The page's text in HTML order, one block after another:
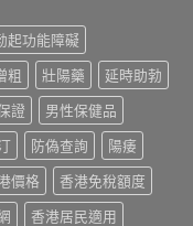
起功能障礙
粗 壯陽藥
延時助勃
證
男性保健品
防偽查詢
陽痿
價格
香港免稅額度
香港居民適用